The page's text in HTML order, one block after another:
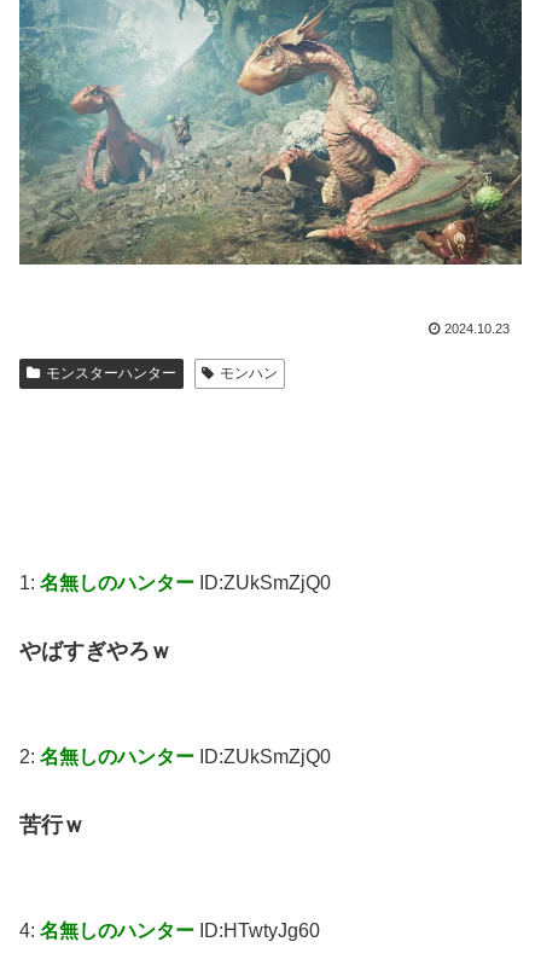
2024.10.23
モンスターハンター モンハン
1: 名無しのハンター ID:ZUkSmZjQ0
やばすぎやろｗ
2: 名無しのハンター ID:ZUkSmZjQ0
苦行ｗ
4: 名無しのハンター ID:HTwtyJg60